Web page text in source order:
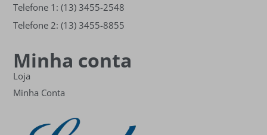
Minha conta
Loja
Minha Conta
Telefone 1: (13) 3455-2548
Telefone 2: (13) 3455-8855